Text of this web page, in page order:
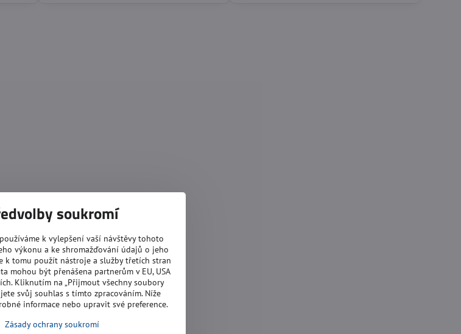
soukromí
k vylepšení vaší návštěvy tohoto
výkonu a ke shromažďování údajů o jeho
k tomu použít nástroje a služby třetích stran
mohou být přenášena partnerům v EU, USA
Kliknutím na „Přijmout všechny soubory
svůj souhlas s tímto zpracováním. Níže
informace nebo upravit své preference.
Zásady ochrany soukromí